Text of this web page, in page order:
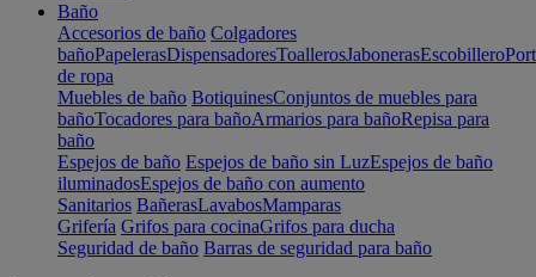
Baño
Accesorios de baño Colgadores
bañoPapelerasDispensadoresToallerosJabonerasEscobillero
de ropa
Muebles de baño BotiquinesConjuntos de muebles para
bañoTocadores para bañoArmarios para bañoRepisa para
baño
Espejos de baño Espejos de baño sin LuzEspejos de baño
iluminadosEspejos de baño con aumento
Sanitarios BañerasLavabosMamparas
Grifería Grifos para cocinaGrifos para ducha
Seguridad de baño Barras de seguridad para baño